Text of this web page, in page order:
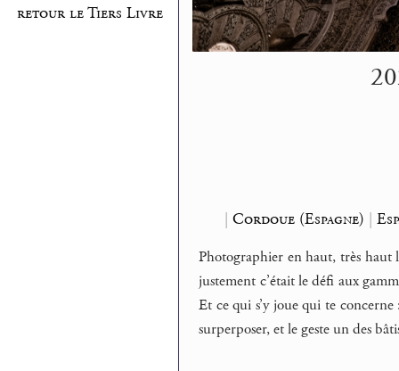
retour le Tiers Livre
| Cordoue (Espagne) |
Photographier en haut, très haut
justement c’était le défi aux
Et ce qui s’y joue qui te concerne
surperposer, et le geste un des